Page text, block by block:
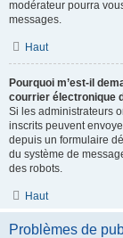
modérateur pourra
messages.
Haut
Pourquoi m’est-il
courrier électronique
Si les administrateurs
inscrits peuvent
depuis un formulaire
du système de
des robots.
Haut
Problèmes de